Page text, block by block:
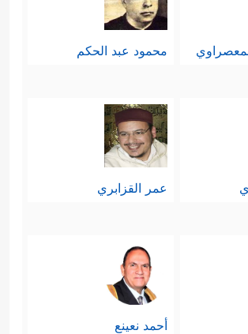
محمود عبد الحكم
عمر القزابري
أحمد نعينع